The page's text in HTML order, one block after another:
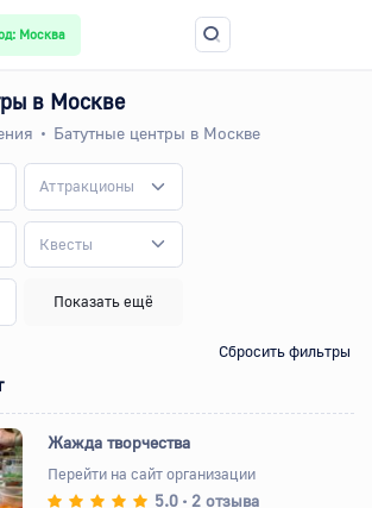
Москва
в Москве
Батутные центры в Москве
Аттракционы
Квесты
Показать ещё
Сбросить фильтры
Жажда творчества
Перейти на сайт организации
5.0 • 2 отзыва